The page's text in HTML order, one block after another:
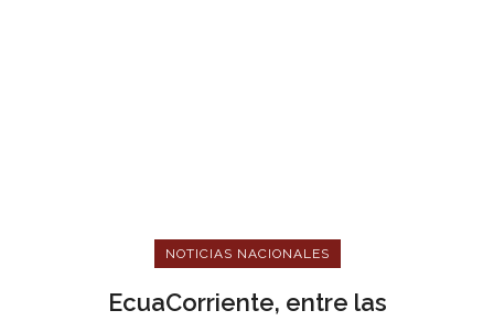
NOTICIAS NACIONALES
EcuaCorriente, entre las